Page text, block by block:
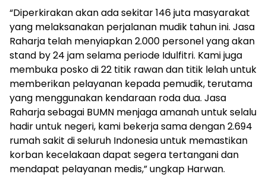
“Diperkirakan akan ada sekitar 146 juta masyarakat
yang melaksanakan perjalanan mudik tahun ini. Jasa
Raharja telah menyiapkan 2.000 personel yang akan
stand by 24 jam selama periode Idulfitri. Kami juga
membuka posko di 22 titik rawan dan titik lelah untuk
memberikan pelayanan kepada pemudik, terutama
yang menggunakan kendaraan roda dua. Jasa
Raharja sebagai BUMN menjaga amanah untuk selalu
hadir untuk negeri, kami bekerja sama dengan 2.694
rumah sakit di seluruh Indonesia untuk memastikan
korban kecelakaan dapat segera tertangani dan
mendapat pelayanan medis,” ungkap Harwan.